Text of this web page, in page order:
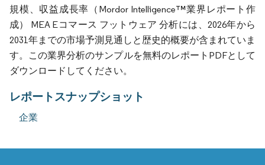
規模、収益成長率（Mordor Intelligence™業界レポート作
成） MEA Eコマース フットウェア 分析には、2026年から
2031年までの市場予測見通しと歴史的概要が含まれていま
す。この業界分析のサンプルを無料のレポートPDFとして
ダウンロードしてください。
レポートスナップショット
企業